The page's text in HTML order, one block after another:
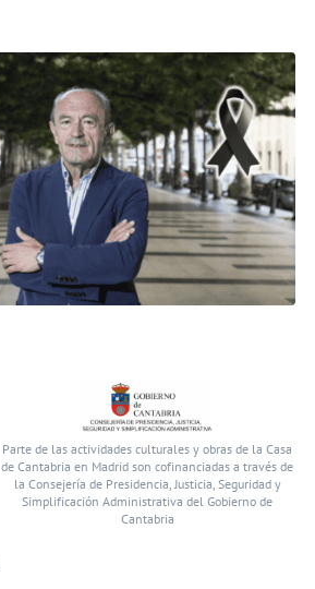
Parte de las actividades culturales y obras de la Casa
de Cantabria en Madrid son cofinanciadas a través de
la Consejería de Presidencia, Justicia, Seguridad y
Simplificación Administrativa del Gobierno de
Cantabria